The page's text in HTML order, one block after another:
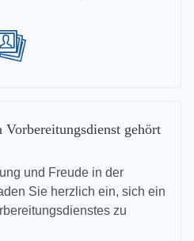
Vorbereitungsdienst gehört
und Freude in der
Sie herzlich ein, sich ein
zu